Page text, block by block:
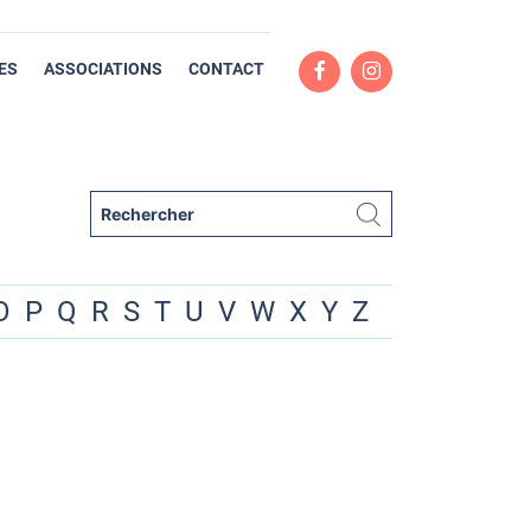
ASSOCIATIONS CONTACT
P Q R S T U V W X Y Z